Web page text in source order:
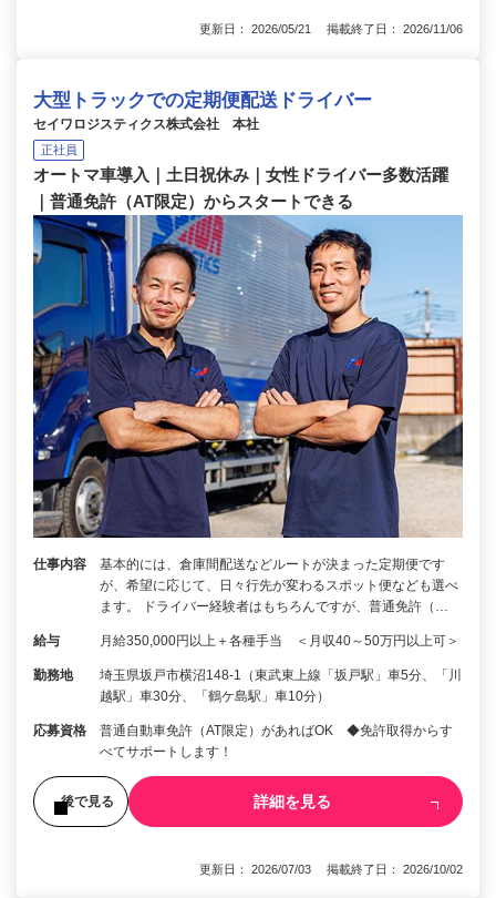
更新日： 2026/05/21 掲載終了日： 2026/11/06
大型トラックでの定期便配送ドライバー
セイワロジスティクス株式会社 本社
正社員
オートマ車導入｜土日祝休み｜女性ドライバー多数活躍
｜普通免許（AT限定）からスタートできる
仕事内容
基本的には、倉庫間配送などルートが決まった定期便です
が、希望に応じて、日々行先が変わるスポット便なども選べ
ます。 ドライバー経験者はもちろんですが、普通免許（…
給与 月給350,000円以上＋各種手当 ＜月収40～50万円以上可＞
勤務地
埼玉県坂戸市横沼148-1（東武東上線「坂戸駅」車5分、「川
越駅」車30分、「鶴ケ島駅」車10分）
応募資格
普通自動車免許（AT限定）があればOK ◆免許取得からす
べてサポートします！
後で見る 詳細を見る
更新日： 2026/07/03 掲載終了日： 2026/10/02